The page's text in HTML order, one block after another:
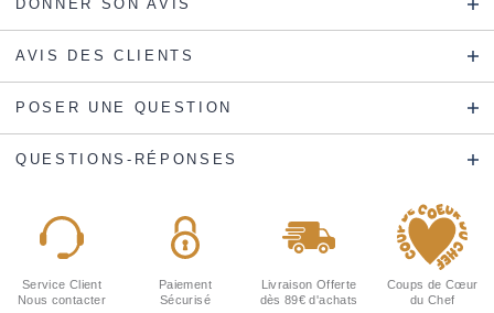
DONNER SON AVIS
AVIS DES CLIENTS
POSER UNE QUESTION
QUESTIONS-RÉPONSES
Service Client
Nous contacter
Paiement
Sécurisé
Livraison Offerte
dès 89€ d'achats
Coups de Cœur
du Chef